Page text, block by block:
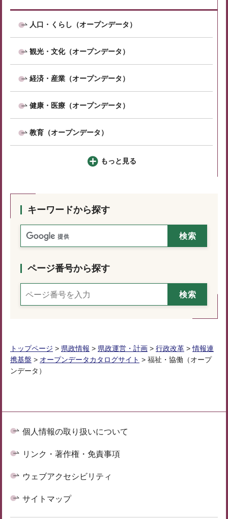
人口・くらし（オープンデータ）
観光・文化（オープンデータ）
経済・産業（オープンデータ）
健康・医療（オープンデータ）
教育（オープンデータ）
もっと見る
キーワードから探す
ページ番号から探す
トップページ > 県政情報 > 県政運営・計画 > 行政改革 >情報連
携基盤 > オープンデータカタログサイト > 福祉・協働（オープ
ンデータ）
個人情報の取り扱いについて
リンク・著作権・免責事項
ウェブアクセシビリティ
サイトマップ